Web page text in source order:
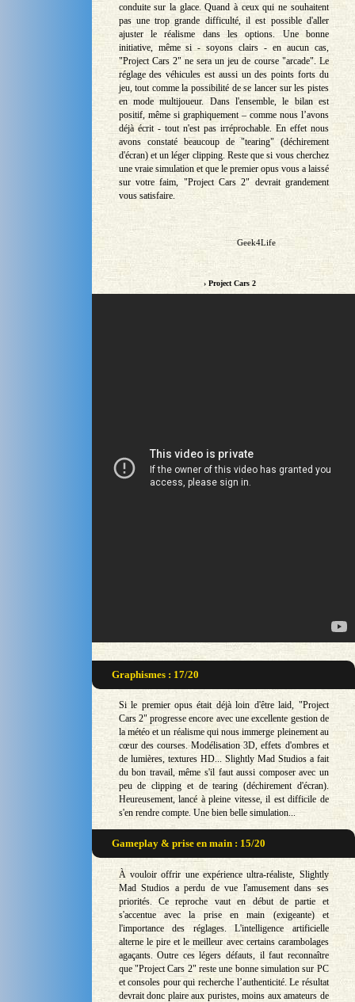
conduite sur la glace. Quand à ceux qui ne souhaitent
pas une trop grande difficulté, il est possible d'aller
ajuster le réalisme dans les options. Une bonne
initiative, même si - soyons clairs - en aucun cas,
"Project Cars 2" ne sera un jeu de course "arcade". Le
réglage des véhicules est aussi un des points forts du
jeu, tout comme la possibilité de se lancer sur les pistes
en mode multijoueur. Dans l'ensemble, le bilan est
positif, même si graphiquement – comme nous l’avons
déjà écrit - tout n'est pas irréprochable. En effet nous
avons constaté beaucoup de "tearing" (déchirement
d'écran) et un léger clipping. Reste que si vous cherchez
une vraie simulation et que le premier opus vous a laissé
sur votre faim, "Project Cars 2" devrait grandement
vous satisfaire.
Geek4Life
› Project Cars 2
Graphismes : 17/20
Si le premier opus était déjà loin d'être laid, "Project
Cars 2" progresse encore avec une excellente gestion de
la météo et un réalisme qui nous immerge pleinement au
cœur des courses. Modélisation 3D, effets d'ombres et
de lumières, textures HD... Slightly Mad Studios a fait
du bon travail, même s'il faut aussi composer avec un
peu de clipping et de tearing (déchirement d'écran).
Heureusement, lancé à pleine vitesse, il est difficile de
s'en rendre compte. Une bien belle simulation...
Gameplay & prise en main : 15/20
À vouloir offrir une expérience ultra-réaliste, Slightly
Mad Studios a perdu de vue l'amusement dans ses
priorités. Ce reproche vaut en début de partie et
s'accentue avec la prise en main (exigeante) et
l'importance des réglages. L'intelligence artificielle
alterne le pire et le meilleur avec certains carambolages
agaçants. Outre ces légers défauts, il faut reconnaître
que "Project Cars 2" reste une bonne simulation sur PC
et consoles pour qui recherche l’authenticité. Le résultat
devrait donc plaire aux puristes, moins aux amateurs de